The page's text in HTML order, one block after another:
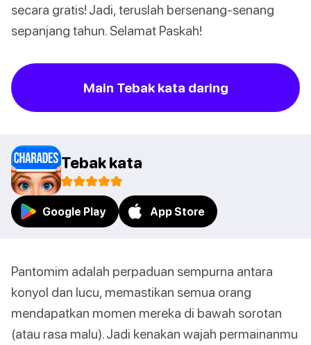
secara gratis! Jadi, teruslah bersenang-senang
sepanjang tahun. Selamat Paskah!
Main Tebak kata daring
Tebak kata
Google Play App Store
Pantomim adalah perpaduan sempurna antara
konyol dan lucu, memastikan semua orang
mendapatkan momen mereka di bawah sorotan
(atau rasa malu). Jadi kenakan wajah permainanmu